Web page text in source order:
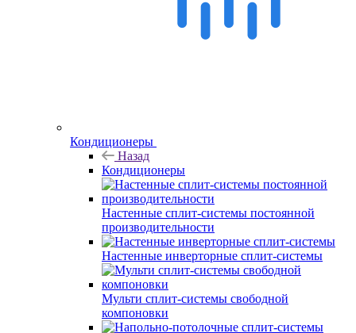
Кондиционеры
Назад
Кондиционеры
Настенные сплит-системы постоянной
производительности
Настенные инверторные сплит-системы
Мульти сплит-системы свободной
компоновки